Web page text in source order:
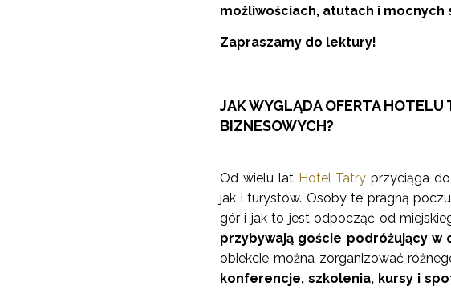
możliwościach, atutach i mocnych
Zapraszamy do lektury!
JAK WYGLĄDA OFERTA HOTELU
BIZNESOWYCH?
Od wielu lat Hotel Tatry przyciąga
jak i turystów. Osoby te pragną
gór i jak to jest odpocząć od
przybywają goście podróżujący w
obiekcie można zorganizować
konferencje, szkolenia, kursy i